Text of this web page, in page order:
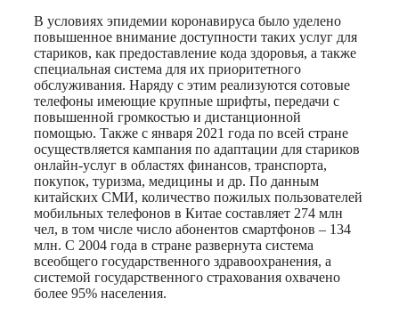
В условиях эпидемии коронавируса было уделено
повышенное внимание доступности таких услуг для
стариков, как предоставление кода здоровья, а также
специальная система для их приоритетного
обслуживания. Наряду с этим реализуются сотовые
телефоны имеющие крупные шрифты, передачи с
повышенной громкостью и дистанционной
помощью. Также с января 2021 года по всей стране
осуществляется кампания по адаптации для стариков
онлайн-услуг в областях финансов, транспорта,
покупок, туризма, медицины и др. По данным
китайских СМИ, количество пожилых пользователей
мобильных телефонов в Китае составляет 274 млн
чел, в том числе число абонентов смартфонов – 134
млн. С 2004 года в стране развернута система
всеобщего государственного здравоохранения, а
системой государственного страхования охвачено
более 95% населения.